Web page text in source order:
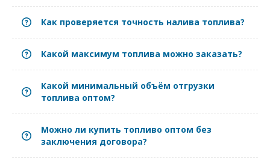
Как проверяется точность налива топлива?
Какой максимум топлива можно заказать?
Какой минимальный объём отгрузки
топлива оптом?
Можно ли купить топливо оптом без
заключения договора?